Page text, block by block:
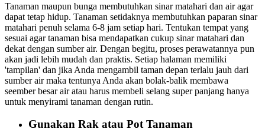
Tanaman maupun bunga membutuhkan sinar matahari dan air agar
dapat tetap hidup. Tanaman setidaknya membutuhkan paparan sinar
matahari penuh selama 6-8 jam setiap hari. Tentukan tempat yang
sesuai agar tanaman bisa mendapatkan cukup sinar matahari dan
dekat dengan sumber air. Dengan begitu, proses perawatannya pun
akan jadi lebih mudah dan praktis. Setiap halaman memiliki
'tampilan' dan jika Anda mengambil taman depan terlalu jauh dari
sumber air maka tentunya Anda akan bolak-balik membawa
seember besar air atau harus membeli selang super panjang hanya
untuk menyirami tanaman dengan rutin.
Gunakan Rak atau Pot Tanaman